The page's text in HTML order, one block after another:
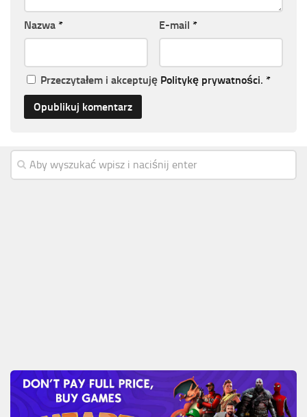
Nazwa * E-mail *
Przeczytałem i akceptuję Politykę prywatności. *